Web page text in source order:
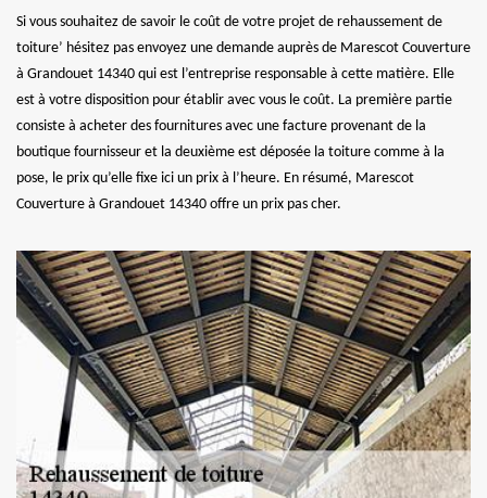
Si vous souhaitez de savoir le coût de votre projet de rehaussement de
toiture’ hésitez pas envoyez une demande auprès de Marescot Couverture
à Grandouet 14340 qui est l’entreprise responsable à cette matière. Elle
est à votre disposition pour établir avec vous le coût. La première partie
consiste à acheter des fournitures avec une facture provenant de la
boutique fournisseur et la deuxième est déposée la toiture comme à la
pose, le prix qu’elle fixe ici un prix à l’heure. En résumé, Marescot
Couverture à Grandouet 14340 offre un prix pas cher.